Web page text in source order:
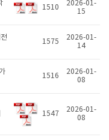
1510
2026-01-
15
1575
2026-01-
14
1516
2026-01-
08
1547
2026-01-
08